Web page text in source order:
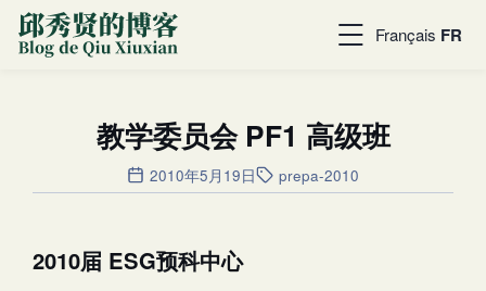
Français FR
教学委员会 PF1 高级班
2010年5月19日 prepa-2010
2010届 ESG预科中心